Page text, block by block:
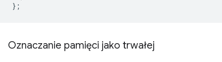
};
Oznaczanie pamięci jako trwałej